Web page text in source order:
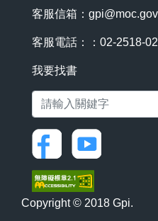
客服信箱：
客服電話：：02-2518-
我要找書
Copyright © 2018 Gpi.